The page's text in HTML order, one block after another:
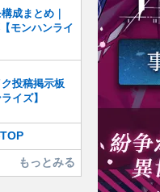
成まとめ｜
モンハンライ
投稿掲示板
イズ】
もっとみる